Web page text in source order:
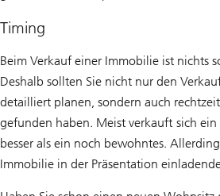
Timing
Beim Verkauf einer Immobilie ist nichts
Deshalb sollten Sie nicht nur den
detailliert planen, sondern auch
gefunden haben. Meist verkauft sich ein
besser als ein noch bewohntes.
Immobilie in der Präsentation